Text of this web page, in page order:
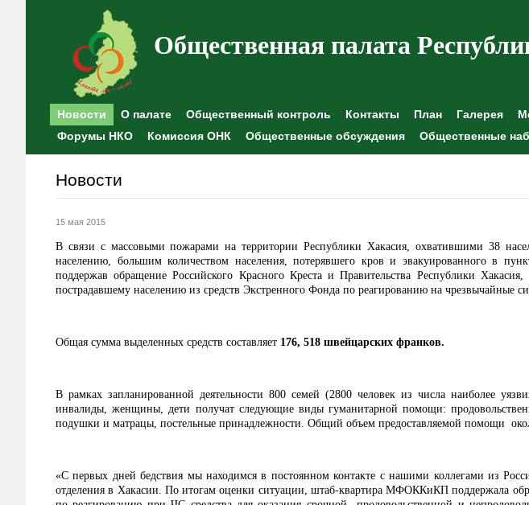
Общественная палата
Новости О палате Общественный контроль Контакты План Галерея
Форумы НКО
Комиссия ОНК Общественные обсуждения Общественные
Новости
15 мая 2015
В связи с массовыми пожарами на территории Республики Хакасия, охватившими 38
населению, большим количеством населения, потерявшего кров и эвакуированного в
поддержав обращение Российского Красного Креста и Правительства Республики
пострадавшему населению из средств Экстренного Фонда по реагированию на чрезвычайные
Общая сумма выделенных средств составляет 176, 518 швейцарских франков.
В рамках запланированной деятельности 800 семей (2800 человек из числа наиболее
инвалиды, женщины, дети получат следующие виды гуманитарной помощи:
подушки и матрацы, постельные принадлежности. Общий объем предоставляемой помощи
«С первых дней бедствия мы находимся в постоянном контакте с нашими коллегами из
отделения в Хакасии. По итогам оценки ситуации, штаб-квартира МФОККиКП поддержала